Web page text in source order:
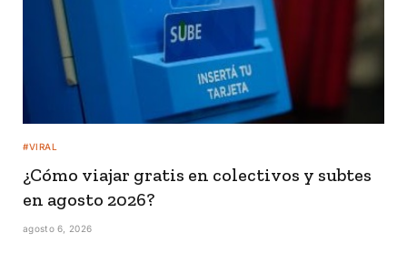
#VIRAL
¿Cómo viajar gratis en colectivos y subtes
en agosto 2026?
agosto 6, 2026